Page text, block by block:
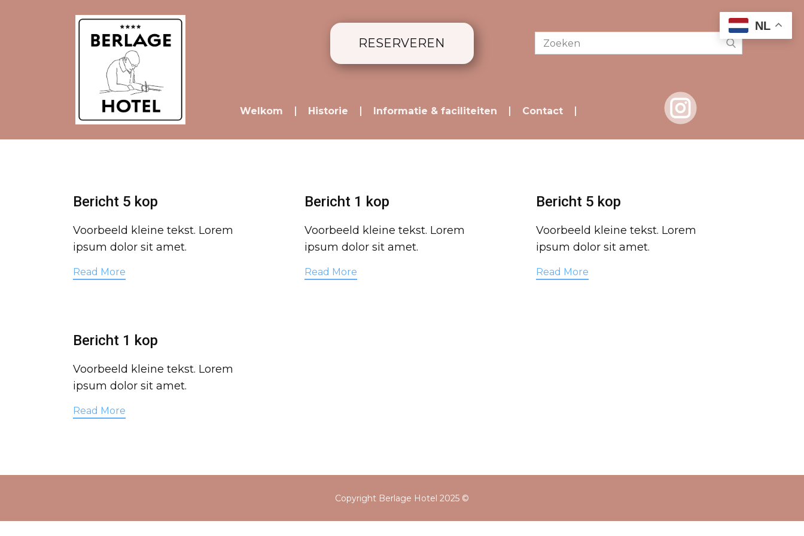
Welkom Historie Informatie & faciliteiten Contact
RESERVEREN
Bericht 5 kop
Voorbeeld kleine tekst. Lorem
ipsum dolor sit amet.
Read More
Bericht 1 kop
Voorbeeld kleine tekst. Lorem
ipsum dolor sit amet.
Read More
Bericht 5 kop
Voorbeeld kleine tekst. Lorem
ipsum dolor sit amet.
Read More
Bericht 1 kop
Voorbeeld kleine tekst. Lorem
ipsum dolor sit amet.
Read More
Copyright Berlage Hotel 2025 ©
NL